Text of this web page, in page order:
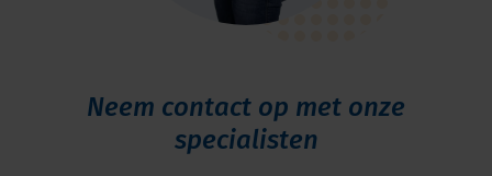
Neem contact op met onze
specialisten